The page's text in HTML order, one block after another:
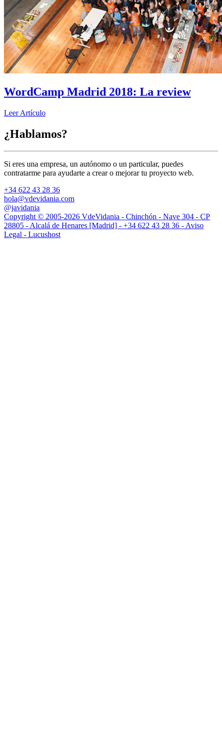
WordCamp Madrid 2018: La review
Leer Artículo
¿Hablamos?
Si eres una empresa, un autónomo o un particular, puedes
contratarme para ayudarte a crear o mejorar tu proyecto web.
+34 622 43 28 36
hola@vdevidania.com
@javidania
Copyright © 2005-2026 VdeVidania - Chinchón - Nave 304 - CP
28805 - Alcalá de Henares [Madrid] - +34 622 43 28 36 - Aviso
Legal - Lucushost